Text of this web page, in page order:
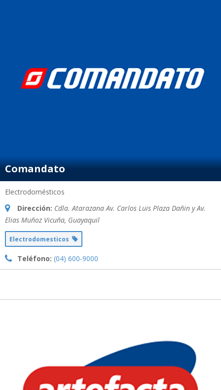
Comandato
Electrodomésticos
Dirección: Cdla. Atarazana Av. Carlos Luis Plaza Dañin y Av.
Elias Muñoz Vicuña, Guayaquil
Electrodomesticos
Teléfono: (04) 600-9000